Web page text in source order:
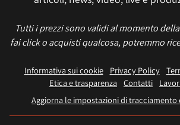
Tutti i prezzi sono validi al momento
fai click o acquisti qualcosa, potremmo
Informativa sui cookie Privacy Policy
Etica e trasparenza Contatti
Aggiorna le impostazioni di